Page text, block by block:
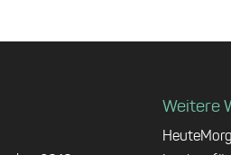
Weitere